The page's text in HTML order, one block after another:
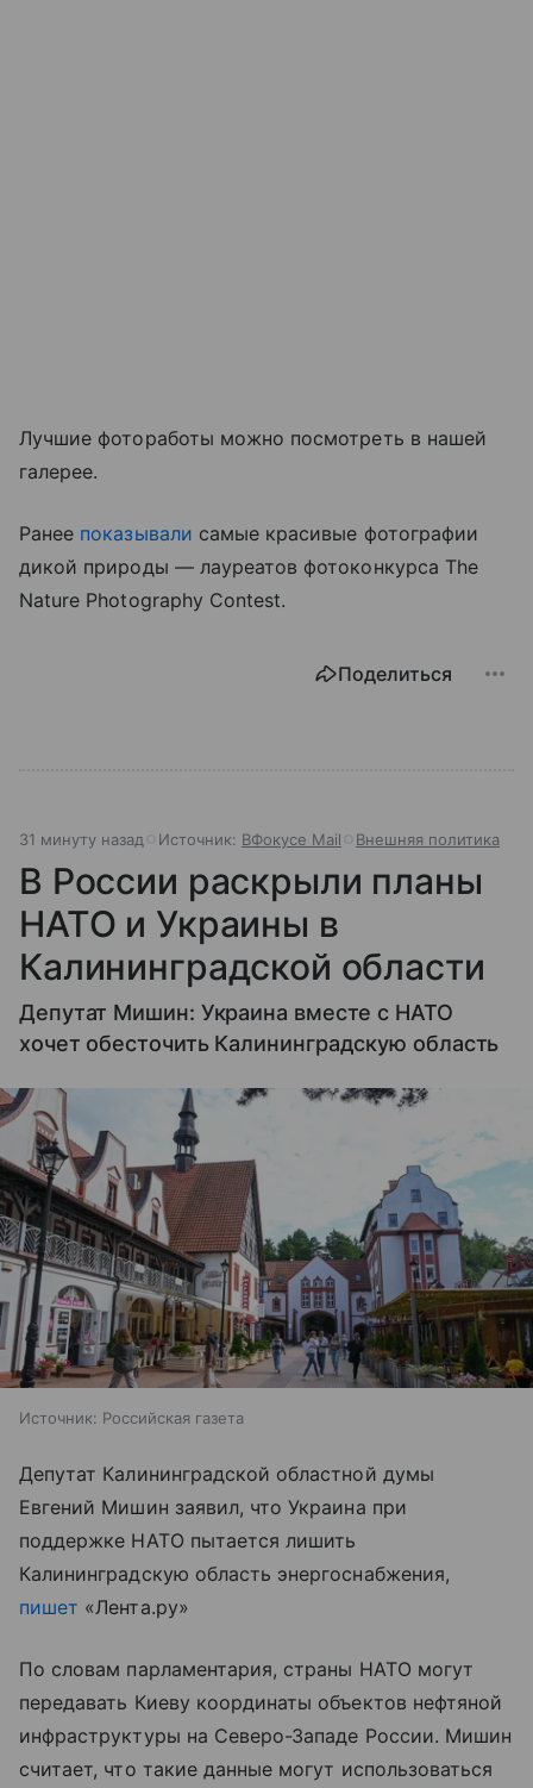
Лучшие фотоработы можно посмотреть в нашей
галерее.
Ранее показывали самые красивые фотографии
дикой природы — лауреатов фотоконкурса The
Nature Photography Contest.
Поделиться
31 минуту назад Источник: ВФокусе Mail Внешняя политика
В России раскрыли планы
НАТО и Украины в
Калининградской области
Депутат Мишин: Украина вместе с НАТО
хочет обесточить Калининградскую область
Источник: Российская газета
Депутат Калининградской областной думы
Евгений Мишин заявил, что Украина при
поддержке НАТО пытается лишить
Калининградскую область энергоснабжения,
пишет «Лента.ру»
По словам парламентария, страны НАТО могут
передавать Киеву координаты объектов нефтяной
инфраструктуры на Северо-Западе России. Мишин
считает, что такие данные могут использоваться